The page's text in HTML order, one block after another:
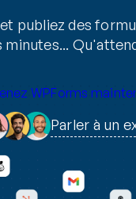
publiez des
minutes...
WPForms
Parler à un